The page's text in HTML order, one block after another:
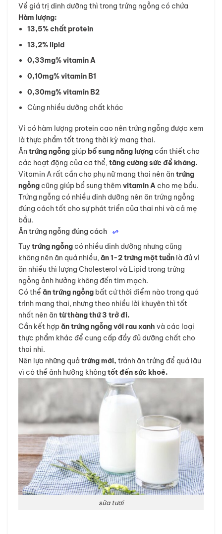
Về giá trị dinh dưỡng thì trong trứng ngỗng có chứa
Hàm lượng:
13,5% chất protein
13,2% lipid
0,33mg% vitamin A
0,10mg% vitamin B1
0,30mg% vitamin B2
Cùng nhiều dưỡng chất khác
Vì có hàm lượng protein cao nên trứng ngỗng được xem
là thực phẩm tốt trong thời kỳ mang thai.
Ăn trứng ngỗnggiúp bổ sung năng lượngcần thiết cho
các hoạt động của cơ thể, tăng cường sức đề kháng.
Vitamin A rất cần cho phụ nữ mang thai nên ăn trứng
ngỗngcũng giúp bổ sung thêm vitamin Acho mẹ bầu.
Trứng ngỗng có nhiều dinh dưỡng nên ăn trứng ngỗng
đúng cách tốt cho sự phát triển của thai nhi và cả mẹ
bầu.
Ăn trứng ngỗng đúng cách
Tuytrứng ngỗngcó nhiều dinh dưỡng nhưng cũng
không nên ăn quá nhiều, ăn 1-2 trứng một tuầnlà đủ vì
ăn nhiều thì lượng Cholesterol và Lipid trong trứng
ngỗng ảnh hưởng không đến tim mạch.
Có thể ăn trứng ngỗngbất cứ thời điểm nào trong quá
trình mang thai, nhưng theo nhiều lời khuyên thì tốt
nhất nên ăn từ thàng thứ 3 trở đi.
Cần kết hợpăn trứng ngỗng với rau xanh và các loại
thực phẩm khác để cung cấp đầy đủ dưỡng chất cho
thai nhi.
Nên lựa những quả trứng mới, tránh ăn trứng để quá lâu
vì có thể ảnh hưởng không tốtđến sức khoẻ.
sữa tươi